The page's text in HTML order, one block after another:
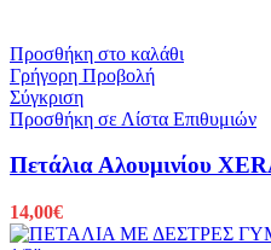
Προσθήκη στο καλάθι
Γρήγορη Προβολή
Σύγκριση
Προσθήκη σε Λίστα Επιθυμιών
Πετάλια Αλουμινίου
14,00€